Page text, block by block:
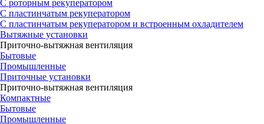
С роторным рекуператором
С пластинчатым рекуператором
С пластинчатым рекуператором и встроенным охладителем
Вытяжные установки
Приточно-вытяжная вентиляция
Бытовые
Промышленные
Приточные установки
Приточно-вытяжная вентиляция
Компактные
Бытовые
Промышленные